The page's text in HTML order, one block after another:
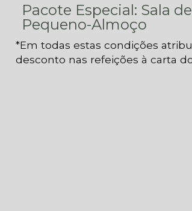
Pacote Especial: Sala
Pequeno-Almoço
*Em todas estas condições
desconto nas refeições à carta